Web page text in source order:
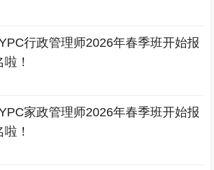
行政管理师2026年春季班开始报
啦！
家政管理师2026年春季班开始报
啦！